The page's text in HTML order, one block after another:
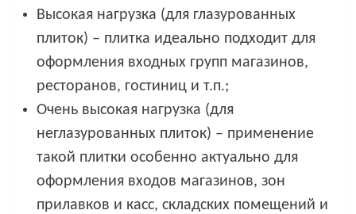
Высокая нагрузка (для глазурованных
плиток) – плитка идеально подходит для
оформления входных групп магазинов,
ресторанов, гостиниц и т.п.;
Очень высокая нагрузка (для
неглазурованных плиток) – применение
такой плитки особенно актуально для
оформления входов магазинов, зон
прилавков и касс, складских помещений и